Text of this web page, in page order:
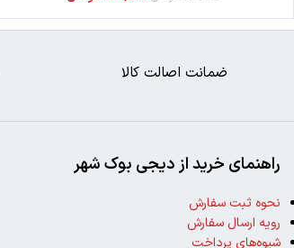
ضمانت اصالت کالا
راهنمای خرید از دیجی بوک شهر
نحوه ثبت سفارش
رویه ارسال سفارش
شیوه‌های پرداخت